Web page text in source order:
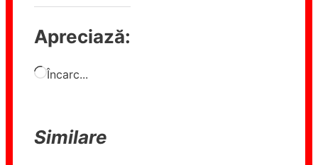
Apreciază:
Încarc...
Similare